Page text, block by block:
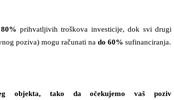
prihvatljivih troškova investicije, dok svi drugi
poziva) mogu računati na do 60% sufinanciranja.
objekta, tako da očekujemo vaš poziv